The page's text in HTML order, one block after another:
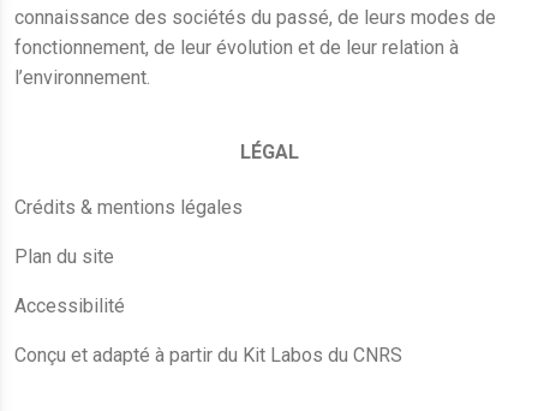
connaissance des sociétés du passé, de leurs modes de
fonctionnement, de leur évolution et de leur relation à
l’environnement.
LÉGAL
Crédits & mentions légales
Plan du site
Accessibilité
Conçu et adapté à partir du Kit Labos du CNRS